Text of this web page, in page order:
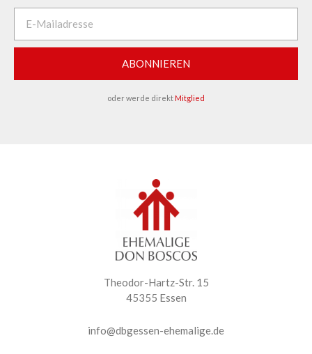
ABONNIEREN
oder werde direkt Mitglied
Theodor-Hartz-Str. 15
45355 Essen
info@dbgessen-ehemalige.de